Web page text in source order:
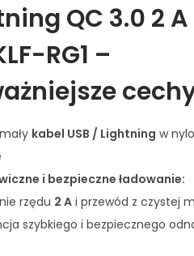
QC 3.0 2
RG1 –
kabel USB / Lightning w
i bezpieczne ładowanie:
rzędu 2 A i przewód z czystej
szybkiego i bezpiecznego